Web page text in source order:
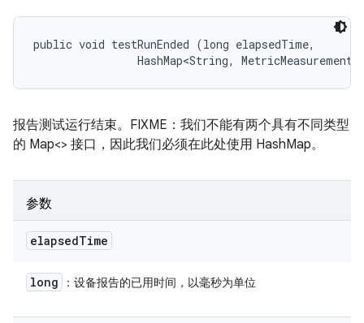
public void testRunEnded (long elapsedTime,
HashMap<String,
报告测试运行结束。FIXME：我们不能有两个具有不同类型
的 Map<> 接口，因此我们必须在此处使用 HashMap。
参数
elapsedTime
long ：设备报告的已用时间，以毫秒为单位